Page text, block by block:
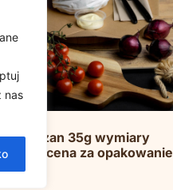
nas
siarczan 35g wymiary
, cena za opakowanie